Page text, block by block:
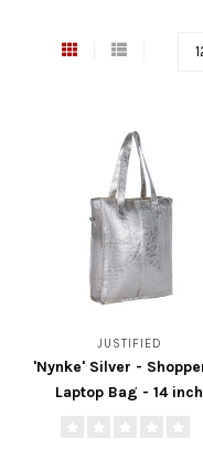
JUSTIFIED
'Nynke' Silver -
Laptop Bag - 14 inch